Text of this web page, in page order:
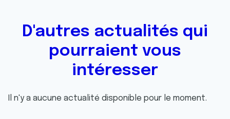
D'autres actualités qui
pourraient vous
intéresser
Il n'y a aucune actualité disponible pour le moment.